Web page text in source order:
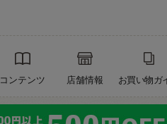
コンテンツ 店舗情報 お買い物ガ